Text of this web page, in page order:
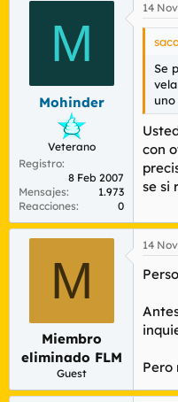
M
Mohinder
Veterano
Registro
8 Feb 2007
Mensajes
1.973
Reacciones
0
14
Se
con
se si
M
Miembro
eliminado FLM
Guest
14
Pero